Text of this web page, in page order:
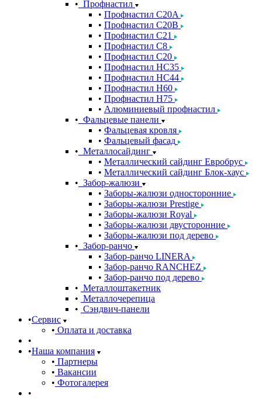
Профнастил
Профнастил С20A
Профнастил С20B
Профнастил С21
Профнастил С8
Профнастил С20
Профнастил НС35
Профнастил НС44
Профнастил Н60
Профнастил Н75
Алюминиевый профнастил
Фальцевые панели
Фальцевая кровля
Фальцевый фасад
Металлосайдинг
Металлический сайдинг Евробрус
Металлический сайдинг Блок-хаус
Забор-жалюзи
Заборы-жалюзи односторонние
Заборы-жалюзи Prestige
Заборы-жалюзи Royal
Заборы-жалюзи двусторонние
Заборы-жалюзи под дерево
Забор-ранчо
Забор-ранчо LINERA
Забор-ранчо RANCHEZ
Забор-ранчо под дерево
Металлоштакетник
Металлочерепица
Сэндвич-панели
Сервис
Оплата и доставка
Наша компания
Партнеры
Вакансии
Фотогалерея